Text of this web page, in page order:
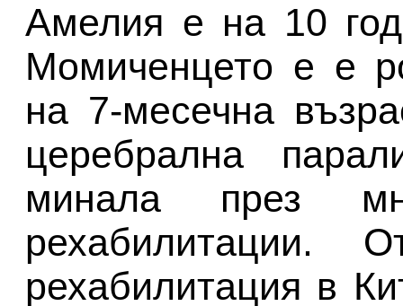
Амелия е на 10
Момиченцето е е
на 7-месечна
церебрална
минала през
рехабилитации.
рехабилитация в